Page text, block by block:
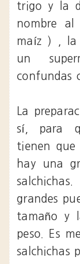
trigo y la
nombre
maíz ) , la
un
confundas
La
sí, para
tienen que
hay una
grandes
tamaño y
peso. Es
salchichas